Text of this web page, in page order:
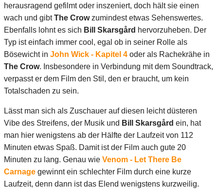
herausragend gefilmt oder inszeniert, doch hält sie einen
wach und gibtThe Crowzumindest etwas Sehenswertes.
Ebenfalls lohnt es sich Bill Skarsgård hervorzuheben. Der
Typ ist einfach immer cool, egal ob in seiner Rolle als
Bösewicht in John Wick - Kapitel 4 oder als Rachekrähe in
The Crow. Insbesondere in Verbindung mit dem Soundtrack,
verpasst er dem Film den Stil, den er braucht, um kein
Totalschaden zu sein.
Lässt man sich als Zuschauer auf diesen leicht düsteren
Vibe des Streifens, der Musik und Bill Skarsgård ein, hat
man hier wenigstens ab der Hälfte der Laufzeit von 112
Minuten etwas Spaß. Damit ist der Film auch gute 20
Minuten zu lang. Genau wie Venom - Let There Be
Carnage gewinnt ein schlechter Film durch eine kurze
Laufzeit, denn dann ist das Elend wenigstens kurzweilig.